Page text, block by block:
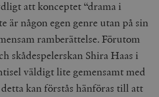
att konceptet “drama i
är någon egen genre utan på sin
ramberättelse. Förutom
skådespelerskan Shira Haas i
väldigt lite gemensamt med
kan förstås hänföras till att